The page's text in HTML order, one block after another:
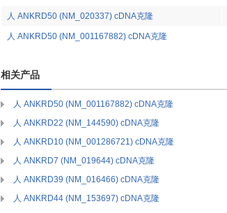
人 ANKRD50 (NM_020337) cDNA克隆
人 ANKRD50 (NM_001167882) cDNA克隆
相关产品
人 ANKRD50 (NM_001167882) cDNA克隆
人 ANKRD22 (NM_144590) cDNA克隆
人 ANKRD10 (NM_001286721) cDNA克隆
人 ANKRD7 (NM_019644) cDNA克隆
人 ANKRD39 (NM_016466) cDNA克隆
人 ANKRD44 (NM_153697) cDNA克隆